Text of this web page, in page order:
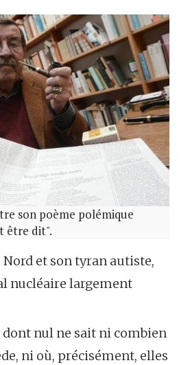
son poème polémique
être dit".
Nord et son tyran autiste,
nucléaire largement
dont nul ne sait ni combien
ni où, précisément, elles